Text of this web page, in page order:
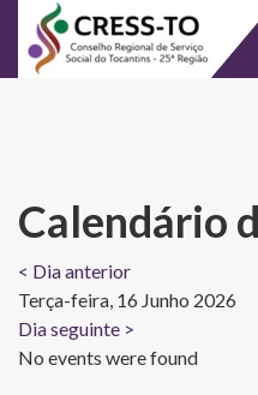
Calendário
< Dia anterior
Terça-feira, 16 Junho 2026
Dia seguinte >
No events were found